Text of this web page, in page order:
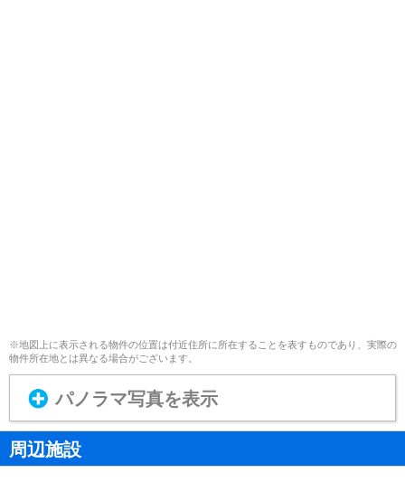
※地図上に表示される物件の位置は付近住所に所在することを表すものであり、実際の
物件所在地とは異なる場合がございます。
パノラマ写真を表示
周辺施設